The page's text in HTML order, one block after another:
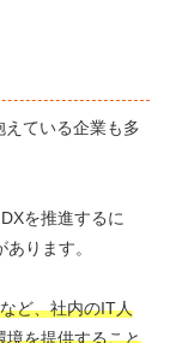
ている企業も多
を推進するに
ります。
ど、社内のIT人
境を提供すること